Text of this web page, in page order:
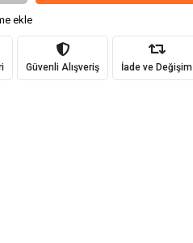
ekle
Güvenli Alışveriş İade ve Değişim